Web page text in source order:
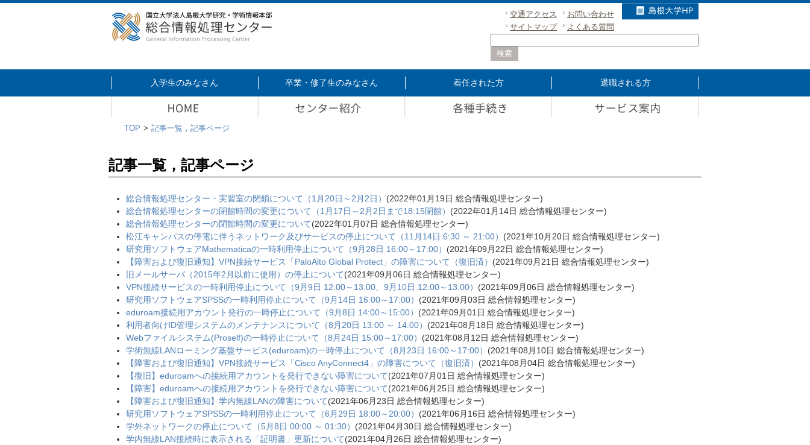
交通アクセス
お問い合わせ
サイトマップ
よくある質問
入学生のみなさん 卒業・修了生のみなさん 着任された方 退職される方
TOP 記事一覧，記事ページ
記事一覧，記事ページ
総合情報処理センター・実習室の閉鎖について（1月20日～2月2日） (2022年01月19日 総合情報処理センター)
総合情報処理センターの閉館時間の変更について（1月17日～2月2日まで18:15閉館） (2022年01月14日 総合情報処理センター)
総合情報処理センターの閉館時間の変更について(2022年01月07日 総合情報処理センター)
松江キャンパスの停電に伴うネットワーク及びサービスの停止について（11月14日 6:30 ～ 21:00） (2021年10月20日 総合情報処理センター)
研究用ソフトウェアMathematicaの一時利用停止について（9月28日 16:00～17:00） (2021年09月22日 総合情報処理センター)
【障害および復旧通知】VPN接続サービス「PaloAlto Global Protect」の障害について（復旧済） (2021年09月21日 総合情報処理センター)
旧メールサーバ（2015年2月以前に使用）の停止について(2021年09月06日 総合情報処理センター)
VPN接続サービスの一時利用停止について（9月9日 12:00～13:00、9月10日 12:00～13:00） (2021年09月06日 総合情報処理センター)
研究用ソフトウェアSPSSの一時利用停止について（9月14日 16:00～17:00） (2021年09月03日 総合情報処理センター)
eduroam接続用アカウント発行の一時停止について（9月8日 14:00～15:00） (2021年09月01日 総合情報処理センター)
利用者向けID管理システムのメンテナンスについて（8月20日 13:00 ～ 14:00） (2021年08月18日 総合情報処理センター)
Webファイルシステム(Proself)の一時停止について（8月24日 15:00～17:00） (2021年08月12日 総合情報処理センター)
学術無線LANローミング基盤サービス(eduroam)の一時停止について（8月23日 16:00～17:00） (2021年08月10日 総合情報処理センター)
【障害および復旧通知】VPN接続サービス「Cisco AnyConnect4」の障害について（復旧済） (2021年08月04日 総合情報処理センター)
【復旧】eduroamへの接続用アカウントを発行できない障害について(2021年07月01日 総合情報処理センター)
【障害】eduroamへの接続用アカウントを発行できない障害について(2021年06月25日 総合情報処理センター)
【障害および復旧通知】学内無線LANの障害について(2021年06月23日 総合情報処理センター)
研究用ソフトウェアSPSSの一時利用停止について（6月29日 18:00～20:00） (2021年06月16日 総合情報処理センター)
学外ネットワークの停止について（5月8日 00:00 ～ 01:30） (2021年04月30日 総合情報処理センター)
学内無線LAN接続時に表示される「証明書」更新について(2021年04月26日 総合情報処理センター)